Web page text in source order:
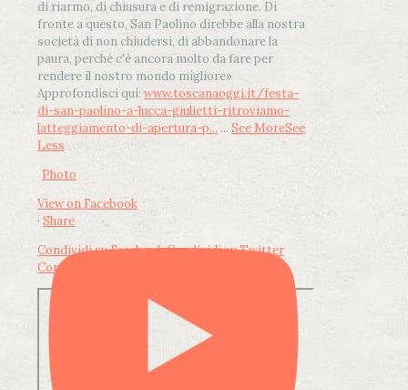
di riarmo, di chiusura e di remigrazione. Di
fronte a questo, San Paolino direbbe alla nostra
società di non chiudersi, di abbandonare la
paura, perché c'è ancora molto da fare per
rendere il nostro mondo migliore»
Approfondisci qui: www.toscanaoggi.it/festa-
di-san-paolino-a-lucca-giulietti-ritroviamo-
latteggiamento-di-apertura-p... ... See MoreSee
Less
Photo
View on Facebook
· Share
Condividi su FacebookCondividi su Twitter
Condividi su LinkedIn